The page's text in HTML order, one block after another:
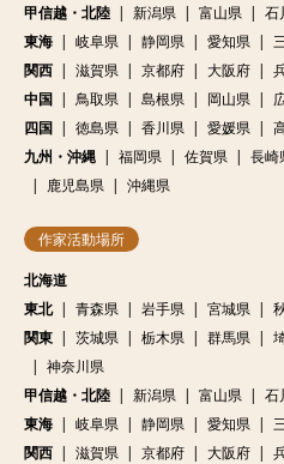
甲信越・北陸
新潟県 富山県 石
東海
岐阜県 静岡県 愛知県
関西
滋賀県 京都府 大阪府
中国
鳥取県 島根県 岡山県
四国
徳島県 香川県 愛媛県
九州・沖縄
福岡県 佐賀県 長崎
鹿児島県
沖縄県
作家活動場所
北海道
東北
青森県 岩手県 宮城県
関東
茨城県 栃木県 群馬県
神奈川県
甲信越・北陸
新潟県 富山県 石
東海
岐阜県 静岡県 愛知県
関西
滋賀県 京都府 大阪府